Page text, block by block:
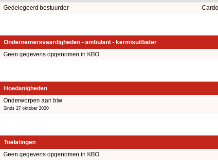
Gedelegeerd bestuurder
Ondernemersvaardigheden - ambulant - kermisuitbater
Geen gegevens opgenomen in KBO.
Hoedanigheden
Onderworpen aan btw
Sinds 27 oktober 2020
Toelatingen
Geen gegevens opgenomen in KBO.